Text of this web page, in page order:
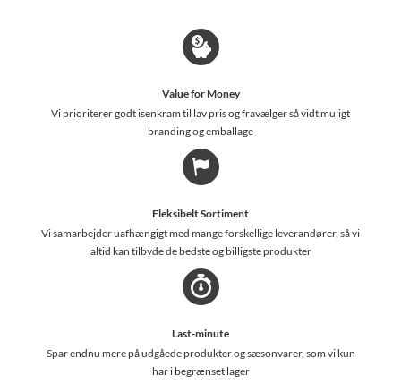
Value for Money
Vi prioriterer godt isenkram til lav pris og fravælger så vidt muligt
branding og emballage
Fleksibelt Sortiment
Vi samarbejder uafhængigt med mange forskellige leverandører, så vi
altid kan tilbyde de bedste og billigste produkter
Last-minute
Spar endnu mere på udgåede produkter og sæsonvarer, som vi kun
har i begrænset lager